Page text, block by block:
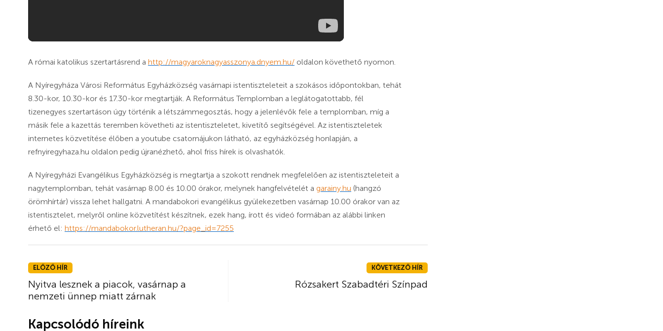
A római katolikus szertartásrend a http://magyaroknagyasszonya.dnyem.hu/ oldalon követhető nyomon.
A Nyíregyháza Városi Református Egyházközség vasárnapi istentiszteleteit a szokásos időpontokban, tehát
8.30-kor, 10.30-kor és 17.30-kor megtartják. A Református Templomban a leglátogatottabb, fél
tizenegyes szertartáson úgy történik a létszámmegosztás, hogy a jelenlévők fele a templomban, míg a
másik fele a kazettás teremben követheti az istentiszteletet, kivetítő segítségével. Az istentiszteletek
internetes közvetítése élőben a youtube csatornájukon látható, az egyházközség honlapján, a
refnyiregyhaza.hu oldalon pedig újranézhető, ahol friss hírek is olvashatók.
A Nyíregyházi Evangélikus Egyházközség is megtartja a szokott rendnek megfelelően az istentiszteleteit a
nagytemplomban, tehát vasárnap 8.00 és 10.00 órakor, melynek hangfelvételét a garainy.hu (hangzó
örömhírtár) vissza lehet hallgatni. A mandabokori evangélikus gyülekezetben vasárnap 10.00 órakor van az
istentisztelet, melyről online közvetítést készítnek, ezek hang, írott és videó formában az alábbi linken
érhető el: https://mandabokor.lutheran.hu/?page_id=7255
ELŐZŐ HÍR
Nyitva lesznek a piacok, vasárnap a
nemzeti ünnep miatt zárnak
KÖVETKEZŐ HÍR
Rózsakert Szabadtéri Színpad
Kapcsolódó híreink